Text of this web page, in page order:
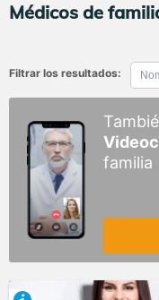
Médicos de
Filtrar los resultados:
familia